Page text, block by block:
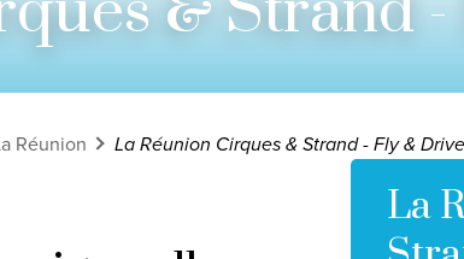
Réunion La Réunion Cirques & Strand - Fly & Drive
La